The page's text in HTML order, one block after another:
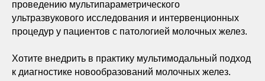
проведению мультипараметрического
ультразвукового исследования и интервенционных
процедур у пациентов с патологией молочных желез.
Хотите внедрить в практику мультимодальный подход
к диагностике новообразований молочных желез.